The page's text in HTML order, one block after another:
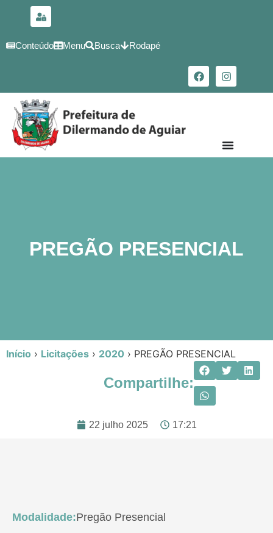
conteúdo
Conteúdo Menu Busca Rodapé
PREGÃO PRESENCIAL
Início › Licitações › 2020 › PREGÃO PRESENCIAL
Compartilhe:
22 julho 2025 17:21
Modalidade:Pregão Presencial